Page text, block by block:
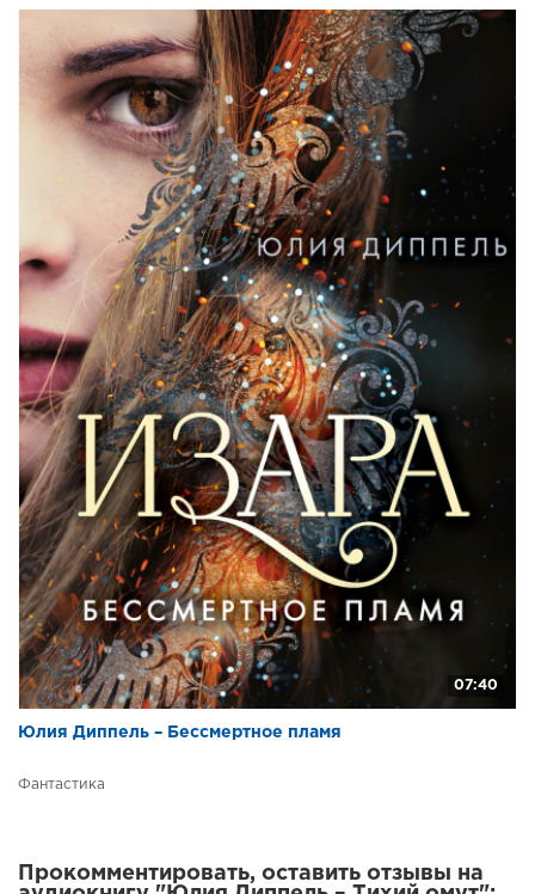
07:40
Юлия Диппель – Бессмертное пламя
Фантастика
Прокомментировать, оставить отзывы на